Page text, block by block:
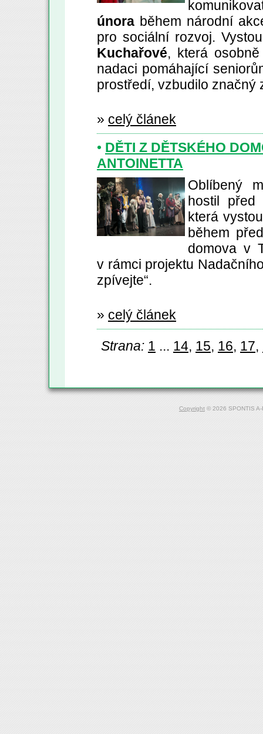
února během národní
pro sociální rozvoj.
Kuchařové, která
nadaci pomáhající
prostředí, vzbudilo značný
» celý článek
• DĚTI Z DĚTSKÉHO
ANTOINETTA
Oblíbený
hostil před
která
během
domova v
v rámci projektu
zpívejte“.
» celý článek
Strana: 1 ... 14, 15, 16, 17,
Copyright © 2026 SPONTIS